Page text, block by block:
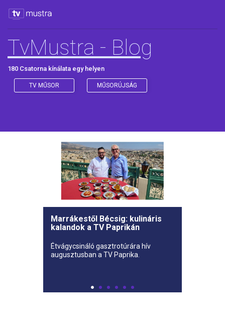
TvMustra - Blog
180 Csatorna kínálata egy helyen
TV MŰSOR MŰSORÚJSÁG
Marrákestől Bécsig: kulináris
kalandok a TV Paprikán
Étvágycsináló gasztrotúrára hív
augusztusban a TV Paprika.